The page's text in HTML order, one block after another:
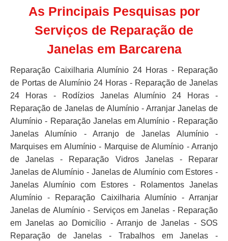
As Principais Pesquisas por
Serviços de Reparação de
Janelas em Barcarena
Reparação Caixilharia Alumínio 24 Horas - Reparação
de Portas de Alumínio 24 Horas - Reparação de Janelas
24 Horas - Rodízios Janelas Alumínio 24 Horas -
Reparação de Janelas de Alumínio - Arranjar Janelas de
Alumínio - Reparação Janelas em Alumínio - Reparação
Janelas Alumínio - Arranjo de Janelas Alumínio -
Marquises em Alumínio - Marquise de Alumínio - Arranjo
de Janelas - Reparação Vidros Janelas - Reparar
Janelas de Alumínio - Janelas de Alumínio com Estores -
Janelas Alumínio com Estores - Rolamentos Janelas
Alumínio - Reparação Caixilharia Alumínio - Arranjar
Janelas de Alumínio - Serviços em Janelas - Reparação
em Janelas ao Domicílio - Arranjo de Janelas - SOS
Reparação de Janelas - Trabalhos em Janelas -